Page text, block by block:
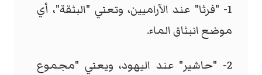
1- "فرثا" عند الآراميين، وتعني "البثقة"، أي
موضع انبثاق الماء.
2- "حاشير" عند اليهود، ويعني "مجموع